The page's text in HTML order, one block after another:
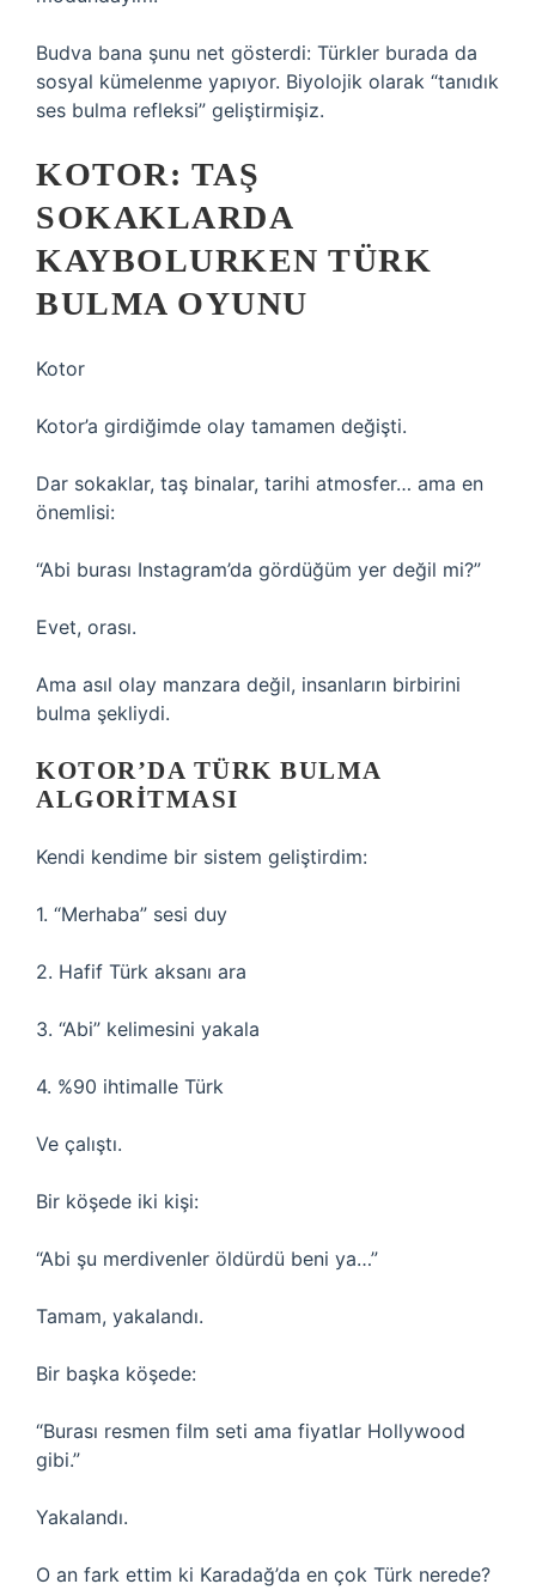
Budva bana şunu net gösterdi: Türkler burada da
sosyal kümelenme yapıyor. Biyolojik olarak “tanıdık
ses bulma refleksi” geliştirmişiz.
KOTOR: TAŞ
SOKAKLARDA
KAYBOLURKEN TÜRK
BULMA OYUNU
Kotor
Kotor’a girdiğimde olay tamamen değişti.
Dar sokaklar, taş binalar, tarihi atmosfer… ama en
önemlisi:
“Abi burası Instagram’da gördüğüm yer değil mi?”
Evet, orası.
Ama asıl olay manzara değil, insanların birbirini
bulma şekliydi.
KOTOR’DA TÜRK BULMA
ALGORITMASI
Kendi kendime bir sistem geliştirdim:
1. “Merhaba” sesi duy
2. Hafif Türk aksanı ara
3. “Abi” kelimesini yakala
4. %90 ihtimalle Türk
Ve çalıştı.
Bir köşede iki kişi:
“Abi şu merdivenler öldürdü beni ya…”
Tamam, yakalandı.
Bir başka köşede:
“Burası resmen film seti ama fiyatlar Hollywood
gibi.”
Yakalandı.
O an fark ettim ki Karadağ’da en çok Türk nerede?